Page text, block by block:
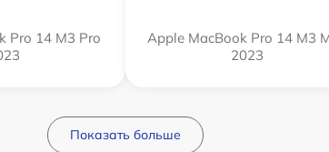
Pro 14 M3 Pro
Apple MacBook Pro 14 M3
2023
Показать больше